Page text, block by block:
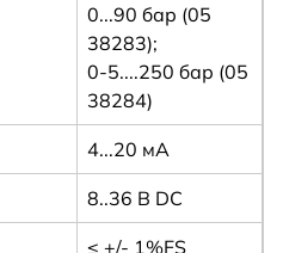
0...90 бар (05
38283);
0-5....250 бар (05
38284)
4...20 мА
8..36 В DC
≤ +/- 1%FS